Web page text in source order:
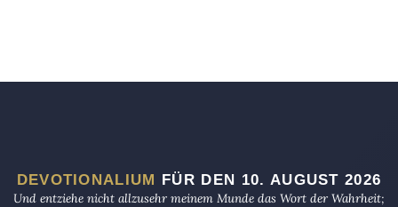
DEVOTIONALIUM FÜR DEN 10. AUGUST 2026
Und entziehe nicht allzusehr meinem Munde das Wort der Wahrheit;